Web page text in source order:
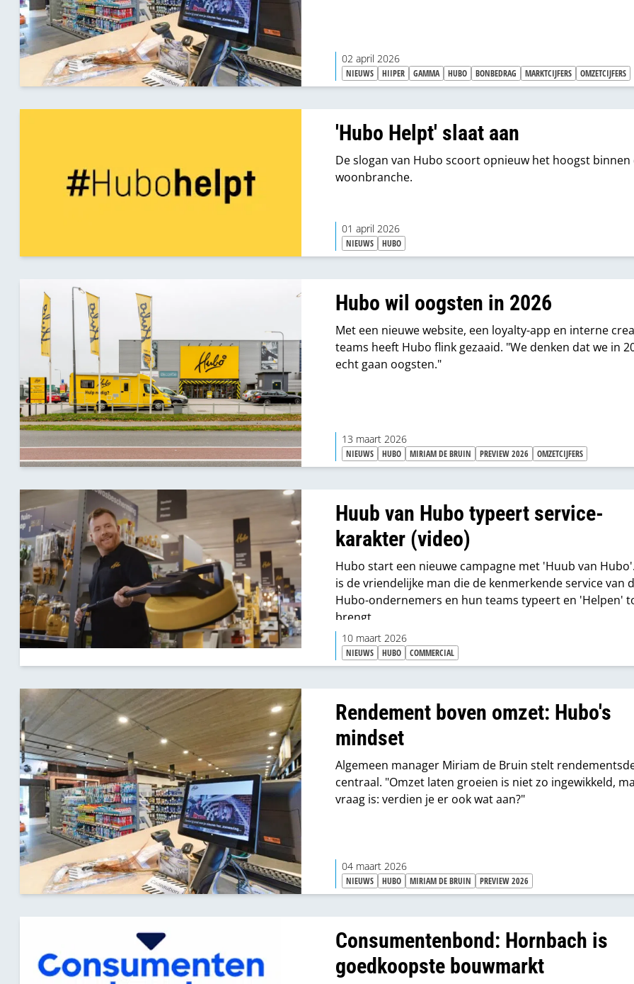
02 april 2026
NIEUWS HIIPER GAMMA HUBO BONBEDRAG MARKTCIJFERS OMZETCIJFERS
'Hubo Helpt' slaat aan
De slogan van Hubo scoort opnieuw het hoogst binnen
woonbranche.
01 april 2026
NIEUWS HUBO
Hubo wil oogsten in 2026
Met een nieuwe website, een loyalty-app en interne
teams heeft Hubo flink gezaaid. "We denken dat we in
echt gaan oogsten."
13 maart 2026
NIEUWS HUBO MIRIAM DE BRUIN PREVIEW 2026 OMZETCIJFERS
Huub van Hubo typeert service-
karakter (video)
Hubo start een nieuwe campagne met 'Huub van
is de vriendelijke man die de kenmerkende service van
Hubo-ondernemers en hun teams typeert en 'Helpen'
brengt.
10 maart 2026
NIEUWS HUBO COMMERCIAL
Rendement boven omzet: Hubo's
mindset
Algemeen manager Miriam de Bruin stelt
centraal. "Omzet laten groeien is niet zo ingewikkeld,
vraag is: verdien je er ook wat aan?"
04 maart 2026
NIEUWS HUBO MIRIAM DE BRUIN PREVIEW 2026
Consumentenbond: Hornbach is
goedkoopste bouwmarkt